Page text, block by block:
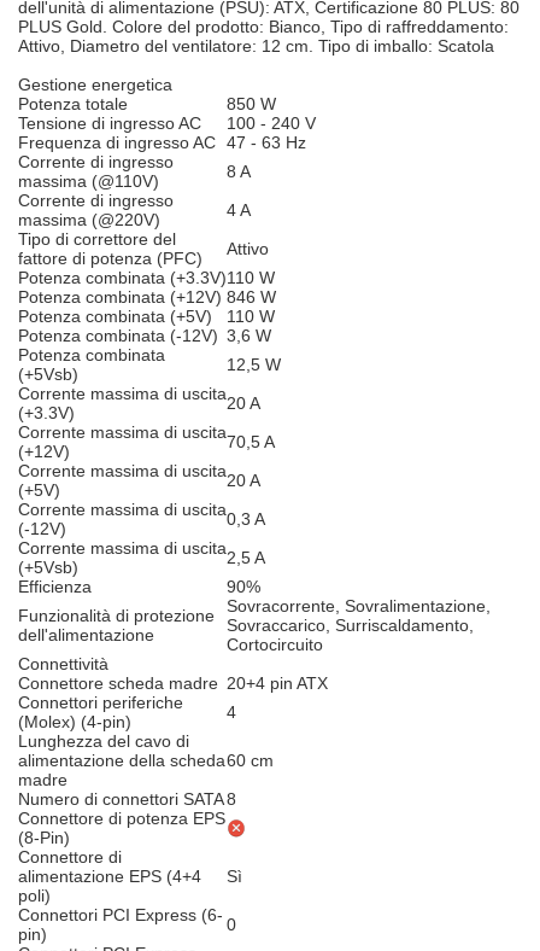
dell'unità di alimentazione (PSU): ATX, Certificazione 80 PLUS: 80
PLUS Gold. Colore del prodotto: Bianco, Tipo di raffreddamento:
Attivo, Diametro del ventilatore: 12 cm. Tipo di imballo: Scatola
Gestione energetica
Potenza totale
850 W
Tensione di ingresso AC
100 - 240 V
Frequenza di ingresso AC 47 - 63 Hz
Corrente di ingresso
massima (@110V)
8 A
Corrente di ingresso
massima (@220V)
4 A
Tipo di correttore del
fattore di potenza (PFC)
Attivo
Potenza combinata (+3.3V)110 W
Potenza combinata (+12V) 846 W
Potenza combinata (+5V)
110 W
Potenza combinata (-12V) 3,6 W
Potenza combinata
(+5Vsb)
12,5 W
Corrente massima di uscita
(+3.3V)
20 A
Corrente massima di uscita
(+12V)
70,5 A
Corrente massima di uscita
(+5V)
20 A
Corrente massima di uscita
(-12V)
0,3 A
Corrente massima di uscita
(+5Vsb)
2,5 A
Efficienza
90%
Funzionalità di protezione
dell'alimentazione
Sovracorrente, Sovralimentazione,
Sovraccarico, Surriscaldamento,
Cortocircuito
Connettività
Connettore scheda madre 20+4 pin ATX
Connettori periferiche
(Molex) (4-pin)
4
Lunghezza del cavo di
alimentazione della scheda
madre
60 cm
Numero di connettori SATA8
Connettore di potenza EPS
(8-Pin)
Connettore di
alimentazione EPS (4+4
poli)
Sì
Connettori PCI Express (6-
pin)
0